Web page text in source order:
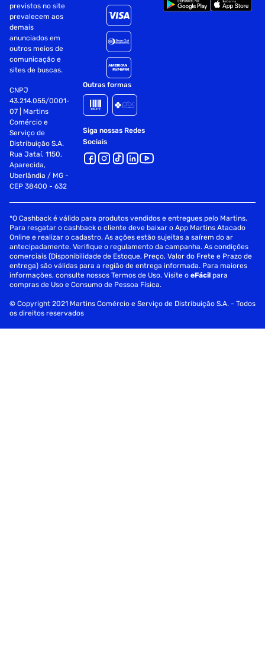
previstos no site
prevalecem aos
demais
anunciados em
outros meios de
comunicação e
sites de buscas.
CNPJ
43.214.055/0001-
07 | Martins
Comércio e
Serviço de
Distribuição S.A.
Rua Jataí, 1150,
Aparecida,
Uberlândia / MG -
CEP 38400 - 632
Outras formas
Siga nossas Redes
Sociais
*O Cashback é válido para produtos vendidos e entregues pelo Martins.
Para resgatar o cashback o cliente deve baixar o App Martins Atacado
Online e realizar o cadastro. As ações estão sujeitas a saírem do ar
antecipadamente. Verifique o regulamento da campanha. As condições
comerciais (Disponibilidade de Estoque, Preço, Valor do Frete e Prazo de
entrega) são válidas para a região de entrega informada. Para maiores
informações, consulte nossos Termos de Uso. Visite oeFácil para
compras de Uso e Consumo de Pessoa Física.
© Copyright 2021 Martins Comércio e Serviço de Distribuição S.A. - Todos
os direitos reservados